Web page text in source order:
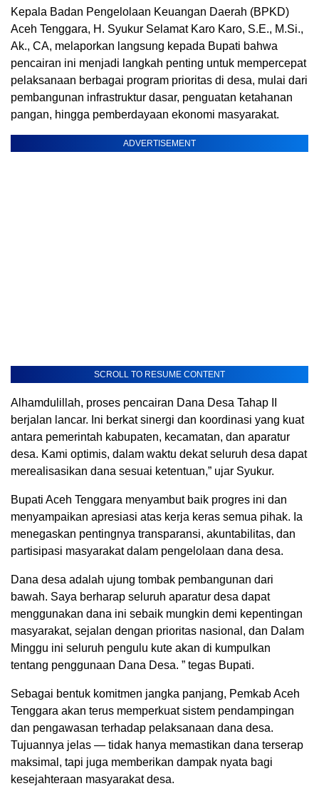
Kepala Badan Pengelolaan Keuangan Daerah (BPKD)
Aceh Tenggara, H. Syukur Selamat Karo Karo, S.E., M.Si.,
Ak., CA, melaporkan langsung kepada Bupati bahwa
pencairan ini menjadi langkah penting untuk mempercepat
pelaksanaan berbagai program prioritas di desa, mulai dari
pembangunan infrastruktur dasar, penguatan ketahanan
pangan, hingga pemberdayaan ekonomi masyarakat.
ADVERTISEMENT
SCROLL TO RESUME CONTENT
Alhamdulillah, proses pencairan Dana Desa Tahap II
berjalan lancar. Ini berkat sinergi dan koordinasi yang kuat
antara pemerintah kabupaten, kecamatan, dan aparatur
desa. Kami optimis, dalam waktu dekat seluruh desa dapat
merealisasikan dana sesuai ketentuan,” ujar Syukur.
Bupati Aceh Tenggara menyambut baik progres ini dan
menyampaikan apresiasi atas kerja keras semua pihak. Ia
menegaskan pentingnya transparansi, akuntabilitas, dan
partisipasi masyarakat dalam pengelolaan dana desa.
Dana desa adalah ujung tombak pembangunan dari
bawah. Saya berharap seluruh aparatur desa dapat
menggunakan dana ini sebaik mungkin demi kepentingan
masyarakat, sejalan dengan prioritas nasional, dan Dalam
Minggu ini seluruh pengulu kute akan di kumpulkan
tentang penggunaan Dana Desa. ” tegas Bupati.
Sebagai bentuk komitmen jangka panjang, Pemkab Aceh
Tenggara akan terus memperkuat sistem pendampingan
dan pengawasan terhadap pelaksanaan dana desa.
Tujuannya jelas — tidak hanya memastikan dana terserap
maksimal, tapi juga memberikan dampak nyata bagi
kesejahteraan masyarakat desa.